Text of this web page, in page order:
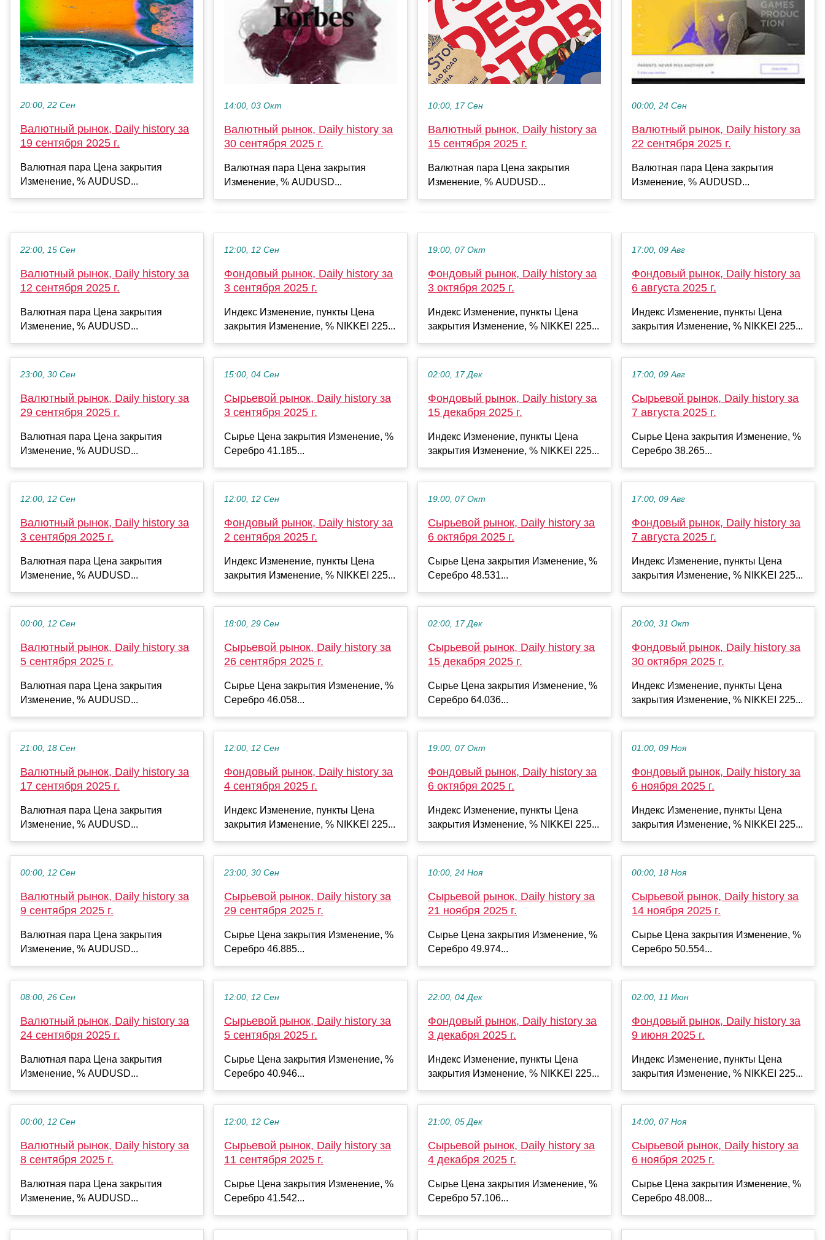
20:00, 22 Сен
Валютный рынок, Daily history за
19 сентября 2025 г.
Валютная пара Цена закрытия
Изменение, % AUDUSD...
14:00, 03 Окт
Валютный рынок, Daily history за
30 сентября 2025 г.
Валютная пара Цена закрытия
Изменение, % AUDUSD...
10:00, 17 Сен
Валютный рынок, Daily history за
15 сентября 2025 г.
Валютная пара Цена закрытия
Изменение, % AUDUSD...
00:00, 24 Сен
Валютный рынок, Daily history за
22 сентября 2025 г.
Валютная пара Цена закрытия
Изменение, % AUDUSD...
22:00, 15 Сен
Валютный рынок, Daily history за
12 сентября 2025 г.
Валютная пара Цена закрытия
Изменение, % AUDUSD...
23:00, 30 Сен
Валютный рынок, Daily history за
29 сентября 2025 г.
Валютная пара Цена закрытия
Изменение, % AUDUSD...
12:00, 12 Сен
Валютный рынок, Daily history за
3 сентября 2025 г.
Валютная пара Цена закрытия
Изменение, % AUDUSD...
00:00, 12 Сен
Валютный рынок, Daily history за
5 сентября 2025 г.
Валютная пара Цена закрытия
Изменение, % AUDUSD...
21:00, 18 Сен
Валютный рынок, Daily history за
17 сентября 2025 г.
Валютная пара Цена закрытия
Изменение, % AUDUSD...
00:00, 12 Сен
Валютный рынок, Daily history за
9 сентября 2025 г.
Валютная пара Цена закрытия
Изменение, % AUDUSD...
08:00, 26 Сен
Валютный рынок, Daily history за
24 сентября 2025 г.
Валютная пара Цена закрытия
Изменение, % AUDUSD...
00:00, 12 Сен
Валютный рынок, Daily history за
8 сентября 2025 г.
Валютная пара Цена закрытия
Изменение, % AUDUSD...
12:00, 12 Сен
Фондовый рынок, Daily history за
3 сентября 2025 г.
Индекс Изменение, пункты Цена
закрытия Изменение, % NIKKEI 225...
15:00, 04 Сен
Сырьевой рынок, Daily history за
3 сентября 2025 г.
Сырье Цена закрытия Изменение, %
Серебро 41.185...
12:00, 12 Сен
Фондовый рынок, Daily history за
2 сентября 2025 г.
Индекс Изменение, пункты Цена
закрытия Изменение, % NIKKEI 225...
18:00, 29 Сен
Сырьевой рынок, Daily history за
26 сентября 2025 г.
Сырье Цена закрытия Изменение, %
Серебро 46.058...
12:00, 12 Сен
Фондовый рынок, Daily history за
4 сентября 2025 г.
Индекс Изменение, пункты Цена
закрытия Изменение, % NIKKEI 225...
23:00, 30 Сен
Сырьевой рынок, Daily history за
29 сентября 2025 г.
Сырье Цена закрытия Изменение, %
Серебро 46.885...
12:00, 12 Сен
Сырьевой рынок, Daily history за
5 сентября 2025 г.
Сырье Цена закрытия Изменение, %
Серебро 40.946...
12:00, 12 Сен
Сырьевой рынок, Daily history за
11 сентября 2025 г.
Сырье Цена закрытия Изменение, %
Серебро 41.542...
19:00, 07 Окт
Фондовый рынок, Daily history за
3 октября 2025 г.
Индекс Изменение, пункты Цена
закрытия Изменение, % NIKKEI 225...
02:00, 17 Дек
Фондовый рынок, Daily history за
15 декабря 2025 г.
Индекс Изменение, пункты Цена
закрытия Изменение, % NIKKEI 225...
19:00, 07 Окт
Сырьевой рынок, Daily history за
6 октября 2025 г.
Сырье Цена закрытия Изменение, %
Серебро 48.531...
02:00, 17 Дек
Сырьевой рынок, Daily history за
15 декабря 2025 г.
Сырье Цена закрытия Изменение, %
Серебро 64.036...
19:00, 07 Окт
Фондовый рынок, Daily history за
6 октября 2025 г.
Индекс Изменение, пункты Цена
закрытия Изменение, % NIKKEI 225...
10:00, 24 Ноя
Сырьевой рынок, Daily history за
21 ноября 2025 г.
Сырье Цена закрытия Изменение, %
Серебро 49.974...
22:00, 04 Дек
Фондовый рынок, Daily history за
3 декабря 2025 г.
Индекс Изменение, пункты Цена
закрытия Изменение, % NIKKEI 225...
21:00, 05 Дек
Сырьевой рынок, Daily history за
4 декабря 2025 г.
Сырье Цена закрытия Изменение, %
Серебро 57.106...
17:00, 09 Авг
Фондовый рынок, Daily history за
6 августа 2025 г.
Индекс Изменение, пункты Цена
закрытия Изменение, % NIKKEI 225...
17:00, 09 Авг
Сырьевой рынок, Daily history за
7 августа 2025 г.
Сырье Цена закрытия Изменение, %
Серебро 38.265...
17:00, 09 Авг
Фондовый рынок, Daily history за
7 августа 2025 г.
Индекс Изменение, пункты Цена
закрытия Изменение, % NIKKEI 225...
20:00, 31 Окт
Фондовый рынок, Daily history за
30 октября 2025 г.
Индекс Изменение, пункты Цена
закрытия Изменение, % NIKKEI 225...
01:00, 09 Ноя
Фондовый рынок, Daily history за
6 ноября 2025 г.
Индекс Изменение, пункты Цена
закрытия Изменение, % NIKKEI 225...
00:00, 18 Ноя
Сырьевой рынок, Daily history за
14 ноября 2025 г.
Сырье Цена закрытия Изменение, %
Серебро 50.554...
02:00, 11 Июн
Фондовый рынок, Daily history за
9 июня 2025 г.
Индекс Изменение, пункты Цена
закрытия Изменение, % NIKKEI 225...
14:00, 07 Ноя
Сырьевой рынок, Daily history за
6 ноября 2025 г.
Сырье Цена закрытия Изменение, %
Серебро 48.008...